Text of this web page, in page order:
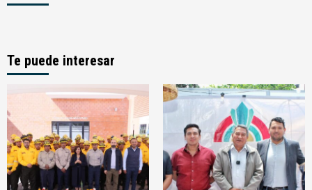
Te puede interesar